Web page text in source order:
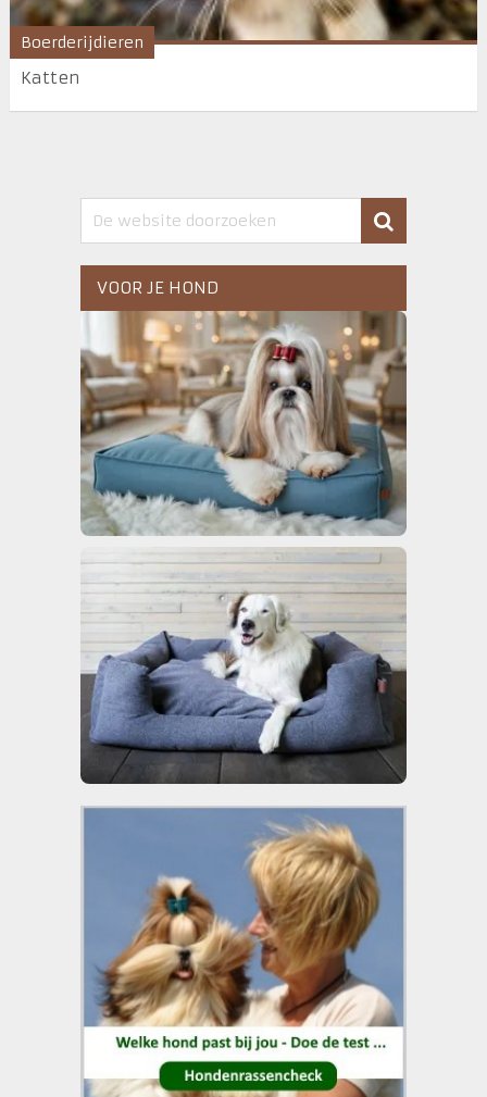
Boerderijdieren
Katten
VOOR JE HOND